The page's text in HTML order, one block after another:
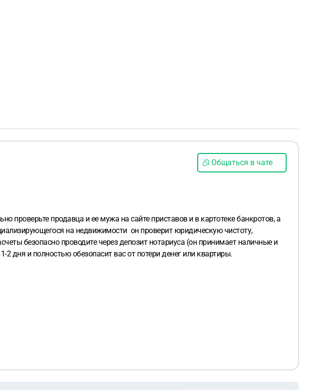
Общаться в чате
проверьте продавца и ее мужа на сайте приставов и в картотеке банкротов, а
на недвижимости он проверит юридическую чистоту,
безопасно проводите через депозит нотариуса (он принимает наличные и
2 дня и полностью обезопасит вас от потери денег или квартиры.